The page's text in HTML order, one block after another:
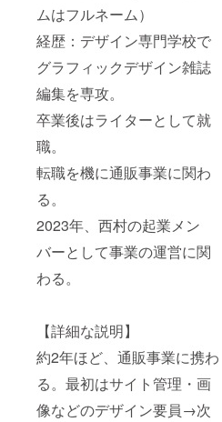
ムはフルネーム）
経歴：デザイン専門学校で
グラフィックデザイン雑誌
編集を専攻。
卒業後はライターとして就
職。
転職を機に通販事業に関わ
る。
2023年、西村の起業メン
バーとして事業の運営に関
わる。
【詳細な説明】
約2年ほど、通販事業に携わ
る。最初はサイト管理・画
像などのデザイン要員→次